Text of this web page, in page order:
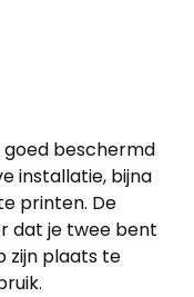
goed beschermd
installatie, bijna
printen. De
dat je twee bent
zijn plaats te